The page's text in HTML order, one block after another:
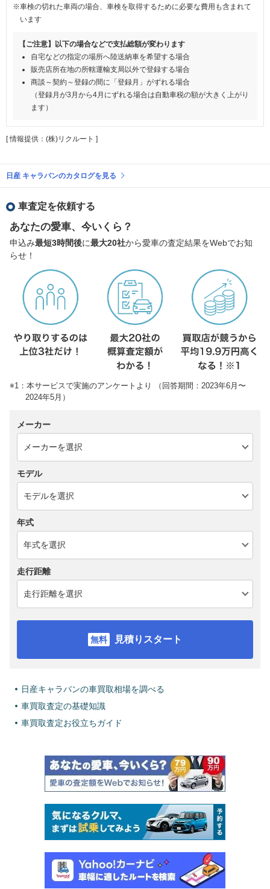
※車検の切れた車両の場合、車検を取得するために必要な費用も含まれて
います
【ご注意】以下の場合などで支払総額が変わります
自宅などの指定の場所へ陸送納車を希望する場合
販売店所在地の所轄運輸支局以外で登録する場合
商談～契約～登録の間に「登録月」がずれる場合
（登録月が3月から4月にずれる場合は自動車税の額が大きく上がり
ます）
[ 情報提供：(株)リクルート ]
日産 キャラバンのカタログを見る
車査定を依頼する
あなたの愛車、今いくら？
申込み最短3時間後に最大20社から愛車の査定結果をWebでお知
らせ！
※1：本サービスで実施のアンケートより （回答期間：2023年6月〜
2024年5月）
メーカー
モデル
年式
走行距離
見積りスタート
日産キャラバンの車買取相場を調べる
車買取査定の基礎知識
車買取査定お役立ちガイド